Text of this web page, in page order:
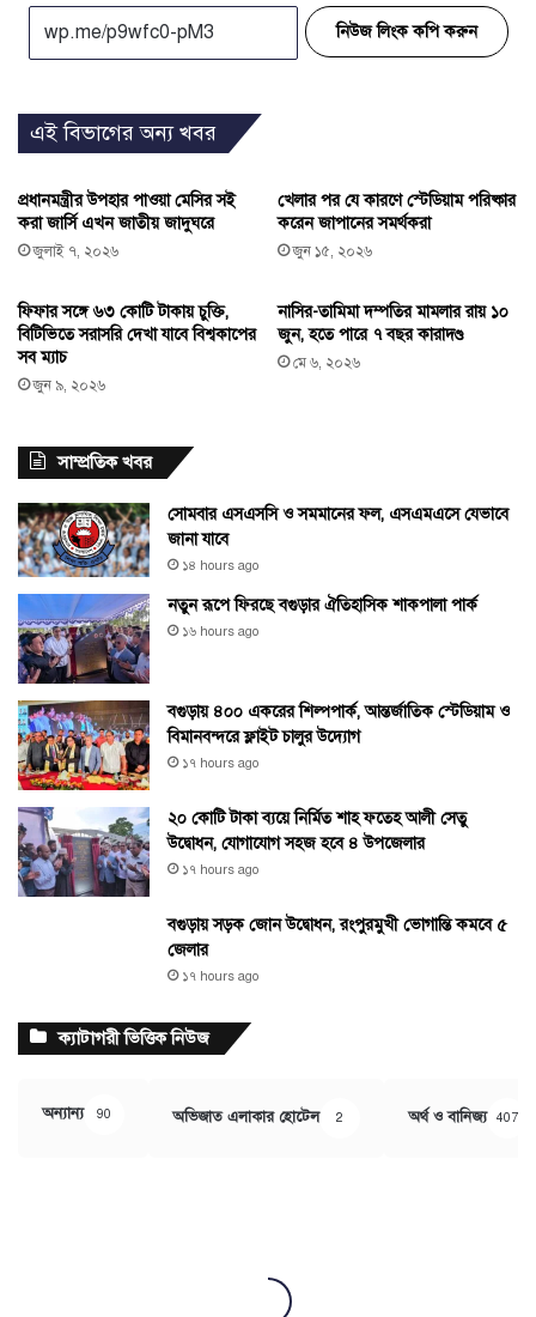
নিউজ লিংক কপি করুন
এই বিভাগের অন্য খবর
প্রধানমন্ত্রীর উপহার পাওয়া মেসির সই
করা জার্সি এখন জাতীয় জাদুঘরে
জুলাই ৭, ২০২৬
খেলার পর যে কারণে স্টেডিয়াম পরিষ্কার
করেন জাপানের সমর্থকরা
জুন ১৫, ২০২৬
ফিফার সঙ্গে ৬৩ কোটি টাকায় চুক্তি,
বিটিভিতে সরাসরি দেখা যাবে বিশ্বকাপের
সব ম্যাচ
জুন ৯, ২০২৬
নাসির-তামিমা দম্পতির মামলার রায় ১০
জুন, হতে পারে ৭ বছর কারাদণ্ড
মে ৬, ২০২৬
সাম্প্রতিক খবর
সোমবার এসএসসি ও সমমানের ফল, এসএমএসে যেভাবে
জানা যাবে
১৪ hours ago
নতুন রূপে ফিরছে বগুড়ার ঐতিহাসিক শাকপালা পার্ক
১৬ hours ago
বগুড়ায় ৪০০ একরের শিল্পপার্ক, আন্তর্জাতিক স্টেডিয়াম ও
বিমানবন্দরে ফ্লাইট চালুর উদ্যোগ
১৭ hours ago
২০ কোটি টাকা ব্যয়ে নির্মিত শাহ ফতেহ আলী সেতু
উদ্বোধন, যোগাযোগ সহজ হবে ৪ উপজেলার
১৭ hours ago
বগুড়ায় সড়ক জোন উদ্বোধন, রংপুরমুখী ভোগান্তি কমবে ৫
জেলার
১৭ hours ago
ক্যাটাগরী ভিত্তিক নিউজ
অন্যান্য 90 অভিজাত এলাকার হোটেল 2 অর্থ ও বানিজ্য 407